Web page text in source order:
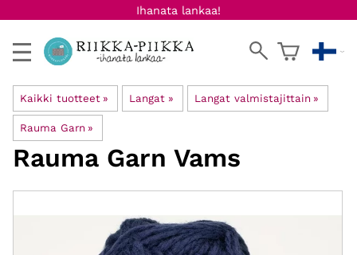
Ihanata lankaa!
Kaikki tuotteet ‪» Langat ‪» Langat valmistajittain ‪»
Rauma Garn ‪»
Rauma Garn Vams